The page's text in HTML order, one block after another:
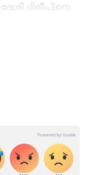
ദിലീപിനെ